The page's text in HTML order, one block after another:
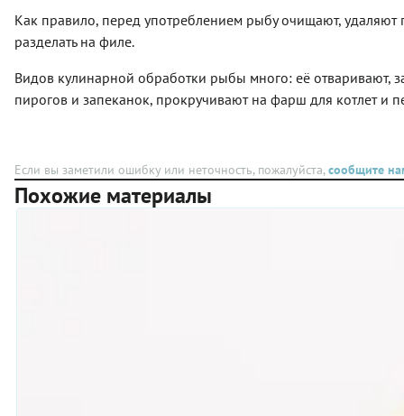
приготовления.
Как правило, перед употреблением рыбу очищают,
разделать на филе.
Видов кулинарной обработки рыбы много: её отваривают,
пирогов и запеканок, прокручивают на фарш для котлет и
Если вы заметили ошибку или неточность, пожалуйста,сообщите
Похожие материалы